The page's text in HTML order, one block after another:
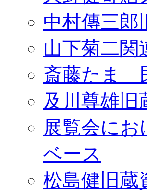
中村傳三郎
山下菊二関
斎藤たま
及川尊雄旧
展覧会に
ベース
松島健旧蔵